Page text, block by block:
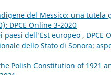
del Messico: una
DPCE Online 3-2020
paesi dell’Est europeo , DPCE
dello Stato di Sonora:
Polish Constitution of 1921